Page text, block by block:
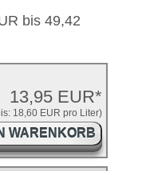
bis 49,42
13,95 EUR*
18,60 EUR pro Liter)
WARENKORB